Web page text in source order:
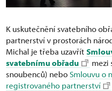
K uskutečnění svatebního
partnerství v prostorách
Michal je třeba uzavřít
svatebnímu obřadu
mezi
snoubenců) nebo Smlouvu o
registrovaného partnerství